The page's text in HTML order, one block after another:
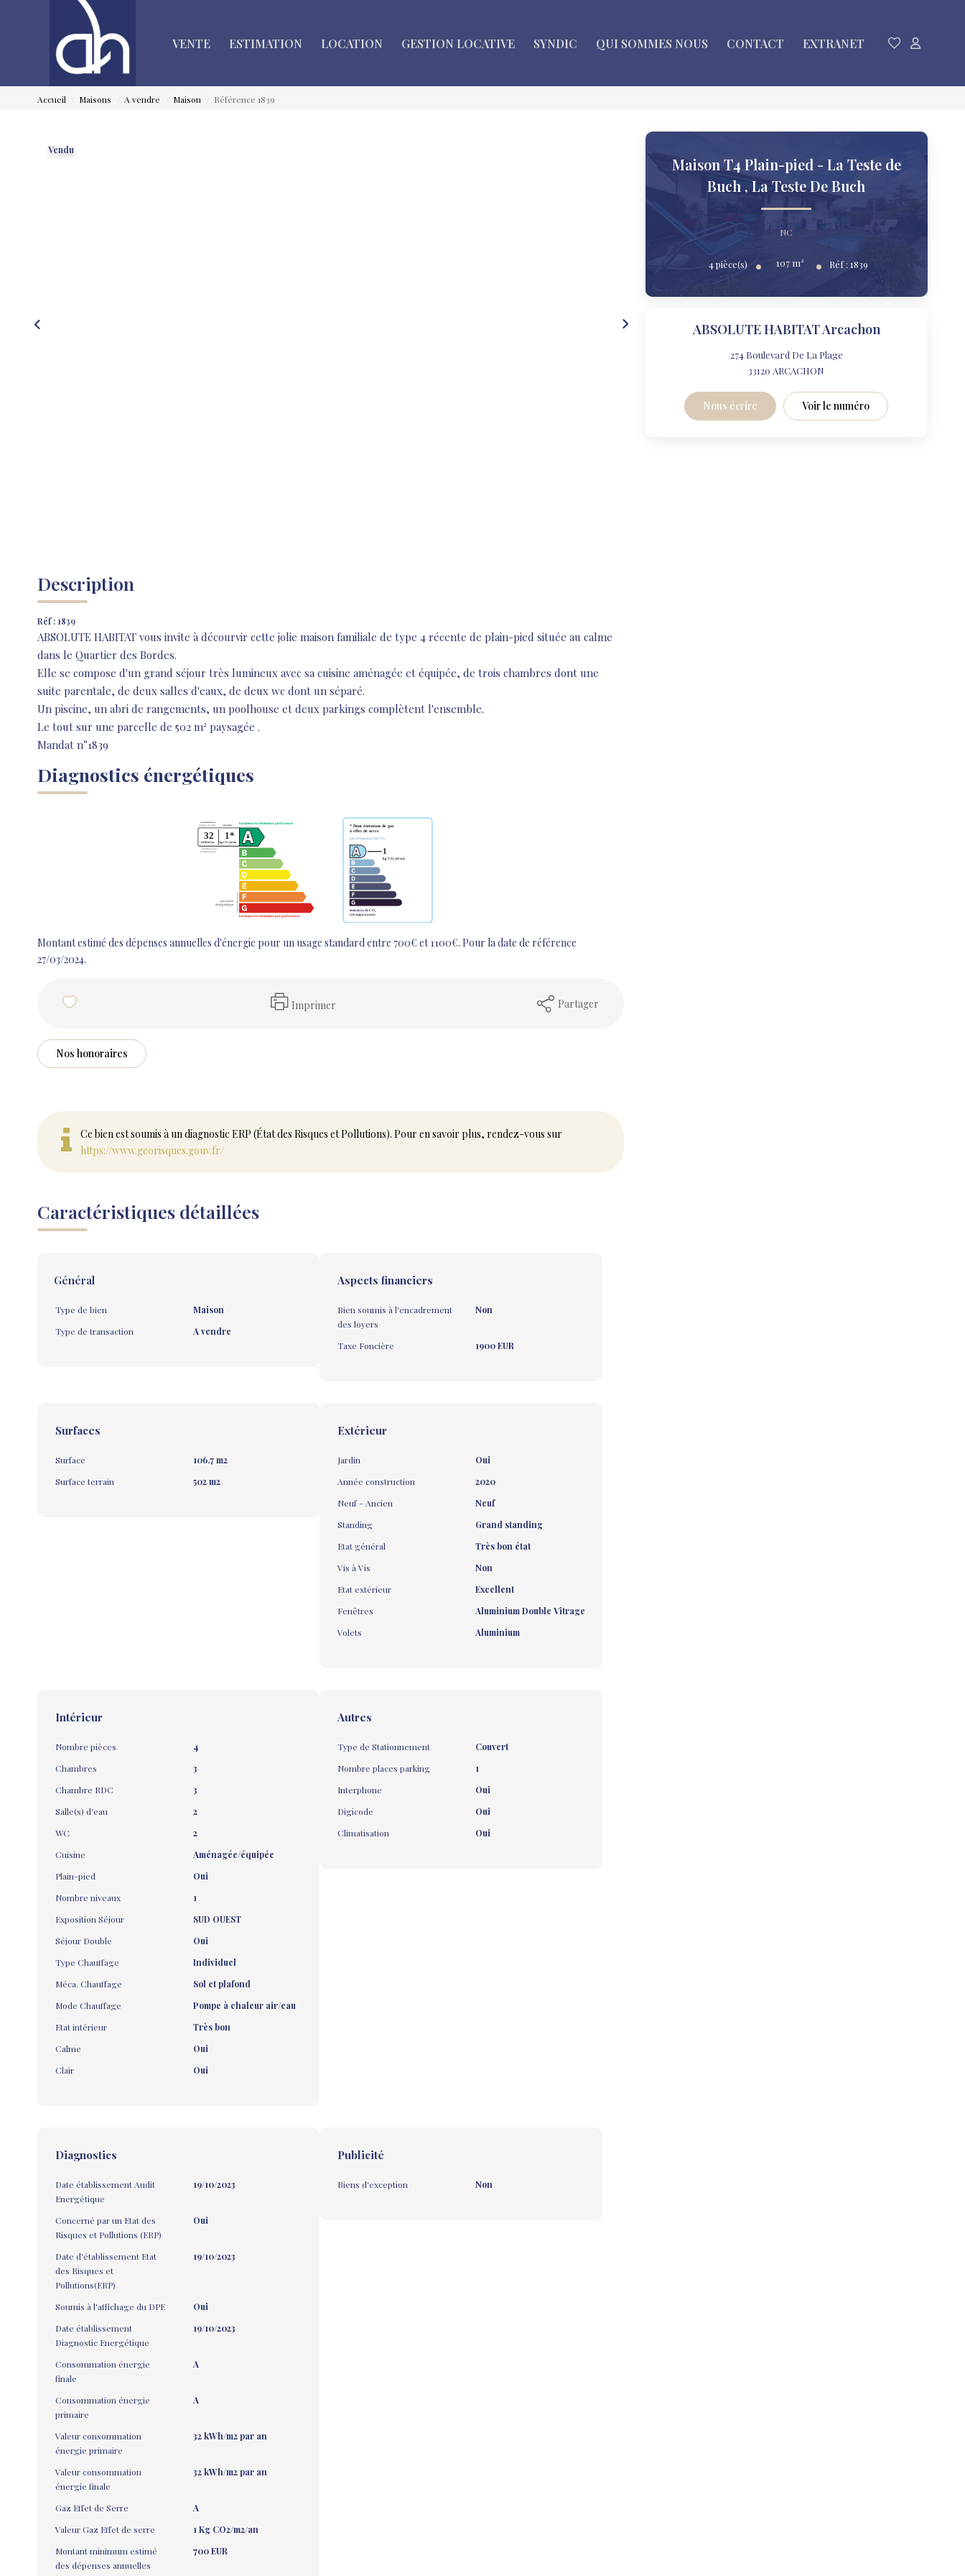
VENTE ESTIMATION LOCATION GESTION LOCATIVE SYNDIC QUI SOMMES NOUS CONTACT EXTRANET
Accueil Maisons A vendre Maison Référence 1839
Vendu
Description
Réf : 1839
ABSOLUTE HABITAT vous invite à décourvir cette jolie maison familiale de type 4 récente de plain-pied située au calme
dans le Quartier des Bordes.
Elle se compose d'un grand séjour très lumineux avec sa cuisine aménagée et équipée, de trois chambres dont une
suite parentale, de deux salles d'eaux, de deux wc dont un séparé.
Un piscine, un abri de rangements, un poolhouse et deux parkings complètent l'ensemble.
Le tout sur une parcelle de 502 m² paysagée .
Mandat n°1839
Diagnostics énergétiques
Montant estimé des dépenses annuelles d'énergie pour un usage standard entre 700€ et 1100€. Pour la date de référence
27/03/2024.
Imprimer Partager
Nos honoraires
Ce bien est soumis à un diagnostic ERP (État des Risques et Pollutions). Pour en savoir plus, rendez-vous sur
https://www.georisques.gouv.fr/
Caractéristiques détaillées
Général
Type de bien
Maison
Type de transaction
A vendre
Aspects financiers
Bien soumis à l'encadrement
des loyers
Non
Taxe Foncière 1900 EUR
Surfaces
Surface
106.7 m2
Surface terrain
502 m2
Extérieur
Jardin
Oui
Année construction
2020
Neuf - Ancien
Neuf
Standing
Grand standing
Etat général
Très bon état
Vis à Vis
Non
Etat extérieur
Excellent
Fenêtres
Aluminium Double Vitrage
Volets
Aluminium
Intérieur
Nombre pièces
4
Chambres
3
Chambre RDC
3
Salle(s) d'eau
2
WC
2
Cuisine
Aménagée/équipée
Plain-pied
Oui
Nombre niveaux
1
Exposition Séjour
SUD OUEST
Séjour Double
Oui
Type Chauffage
Individuel
Méca. Chauffage
Sol et plafond
Mode Chauffage
Pompe à chaleur air/eau
Etat intérieur
Très bon
Calme
Oui
Clair
Oui
Autres
Type de Stationnement
Couvert
Nombre places parking
1
Interphone
Oui
Digicode
Oui
Climatisation
Oui
Diagnostics
Date établissement Audit
Energétique
19/10/2023
Concerné par un Etat des
Risques et Pollutions (ERP)
Oui
Date d'établissement Etat
des Risques et
Pollutions(ERP)
19/10/2023
Soumis à l'affichage du DPE
Oui
Date établissement
Diagnostic Energétique
19/10/2023
Consommation énergie
finale
A
Consommation énergie
primaire
A
Valeur consommation
énergie primaire
32 kWh/m2 par an
Valeur consommation
énergie finale
32 kWh/m2 par an
Gaz Effet de Serre
A
Valeur Gaz Effet de serre
1 Kg CO2/m2/an
Montant minimum estimé
des dépenses annuelles
700 EUR
Publicité
Biens d'exception Non
Maison T4 Plain-pied - La Teste de
Buch ,La Teste De Buch
NC
4pièce(s) 107 m² Réf :1839
ABSOLUTE HABITAT Arcachon
274 Boulevard De La Plage
33120 ARCACHON
Nous écrire Voir le numéro